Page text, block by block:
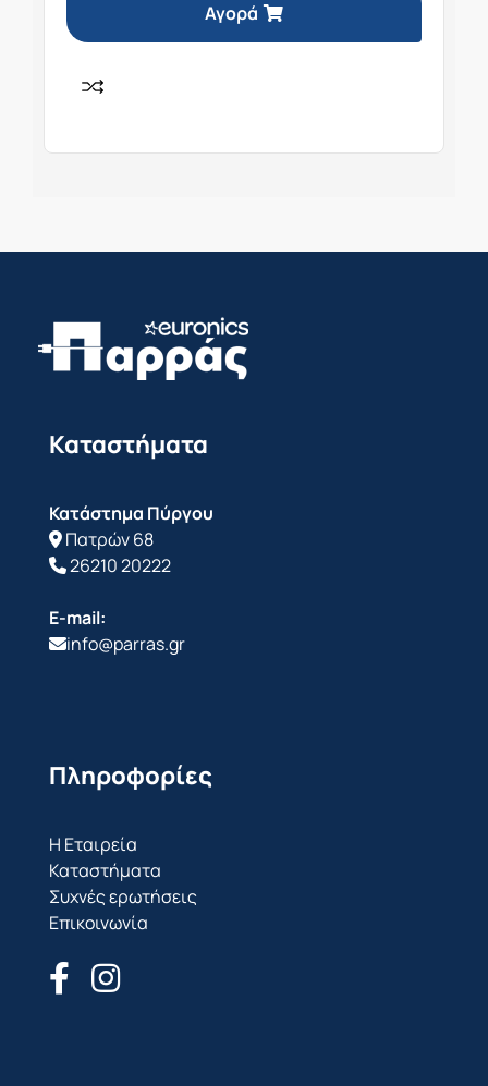
Αγορά
Καταστήματα
Κατάστημα Πύργου
Πατρών 68
26210 20222
E-mail:
info@parras.gr
Πληροφορίες
Η Εταιρεία
Καταστήματα
Συχνές ερωτήσεις
Επικοινωνία